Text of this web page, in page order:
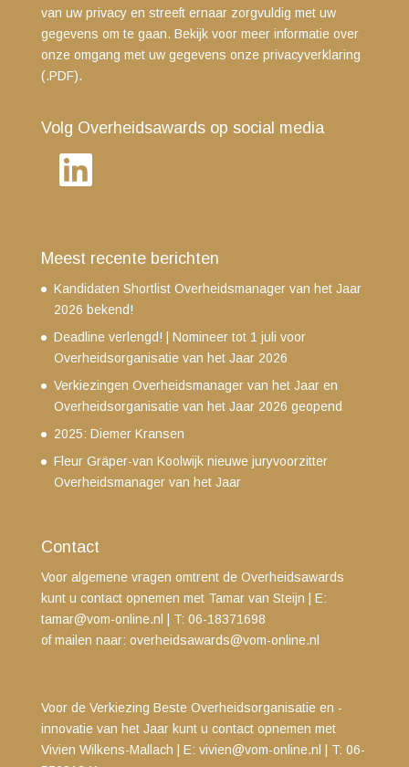
van uw privacy en streeft ernaar zorgvuldig met uw
gegevens om te gaan. Bekijk voor meer informatie over
onze omgang met uw gegevens onze privacyverklaring
(.PDF).
Volg Overheidsawards op social media
LinkedIn
Meest recente berichten
Kandidaten Shortlist Overheidsmanager van het Jaar
2026 bekend!
Deadline verlengd! | Nomineer tot 1 juli voor
Overheidsorganisatie van het Jaar 2026
Verkiezingen Overheidsmanager van het Jaar en
Overheidsorganisatie van het Jaar 2026 geopend
2025: Diemer Kransen
Fleur Gräper-van Koolwijk nieuwe juryvoorzitter
Overheidsmanager van het Jaar
Contact
Voor algemene vragen omtrent de Overheidsawards
kunt u contact opnemen met Tamar van Steijn | E:
tamar@vom-online.nl
T: 06-18371698
of mailen naar: overheidsawards@vom-online.nl
Voor de Verkiezing Beste Overheidsorganisatie en -
innovatie van het Jaar kunt u contact opnemen met
Vivien Wilkens-Mallach | E: vivien@vom-online.nl
T: 06-